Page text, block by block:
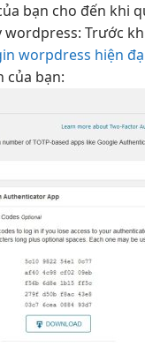
bạn cho đến khi
Trước
worpdress hiện
của bạn: